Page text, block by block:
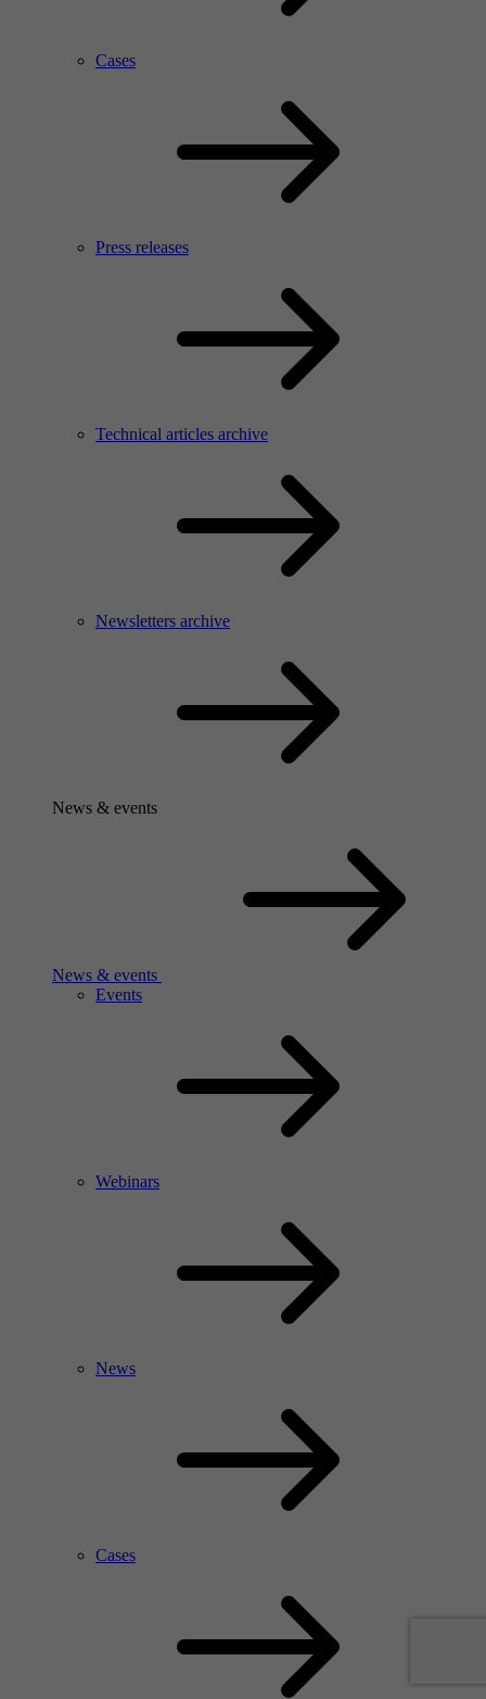
Cases
Press releases
Technical articles archive
Newsletters archive
News & events
News & events
Events
Webinars
News
Cases